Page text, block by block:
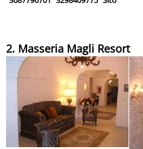
2. Masseria Magli Resort